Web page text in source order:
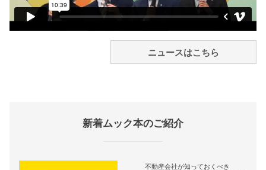
ニュースはこちら
新着ムック本のご紹介
不動産会社が知っておくべき